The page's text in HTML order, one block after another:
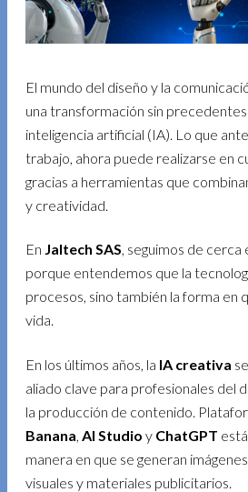
El mundo del diseño y la
una transformación sin precedentes
inteligencia artificial (IA). Lo que
trabajo, ahora puede realizarse en
gracias a herramientas que
y creatividad.
En Jaltech SAS, seguimos de cerca
porque entendemos que la
procesos, sino también la forma en
vida.
En los últimos años, la IA creativa
aliado clave para profesionales del
la producción de contenido.
Banana AI Studio y ChatGPT
manera en que se generan
visuales y materiales publicitarios.